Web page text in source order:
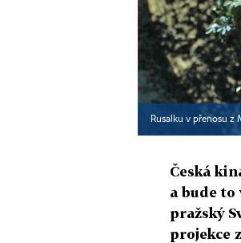
Rusalku v přenosu
Česká
a bude to
pražský
projekce